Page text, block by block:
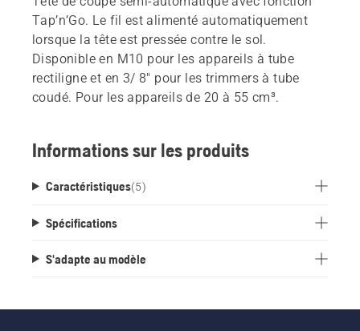
Tap’n’Go. Le fil est alimenté automatiquement
lorsque la tête est pressée contre le sol.
Disponible en M10 pour les appareils à tube
rectiligne et en 3/ 8" pour les trimmers à tube
coudé. Pour les appareils de 20 à 55 cm³.
Informations sur les produits
Caractéristiques(5)
Spécifications
S'adapte au modèle